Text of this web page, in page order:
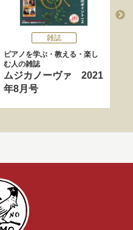
雑誌
ピアノを学ぶ・教える・楽し
む人の雑誌
ムジカノーヴァ 2021
年8月号